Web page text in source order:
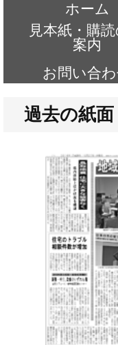
ホーム
見本紙・購
案内
お問い合
過去の紙面